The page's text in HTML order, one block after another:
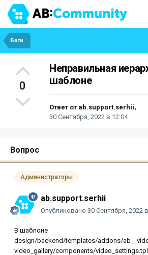
Баги
0
Неправильная
шаблоне
Ответ от ab.support.serhii,
30 Сентября, 2022 в 12:04
Вопрос
Администраторы
ab.support.serhii
Опубликовано 30 Сентября, 2022
В шаблоне
design/backend/templates/addons/
video_gallery/components/